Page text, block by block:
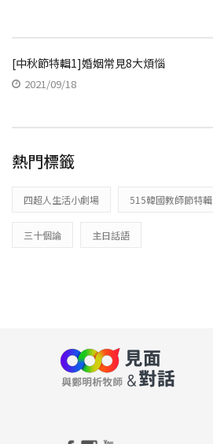
[中秋節特輯1]婚姻常見8大煩惱
2021/09/18
熱門標籤
四超人生活小劇場 515韓國教師節特輯
三十個論 主日話語